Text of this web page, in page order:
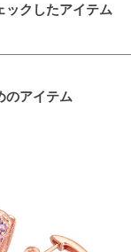
ックしたアイテム
のアイテム